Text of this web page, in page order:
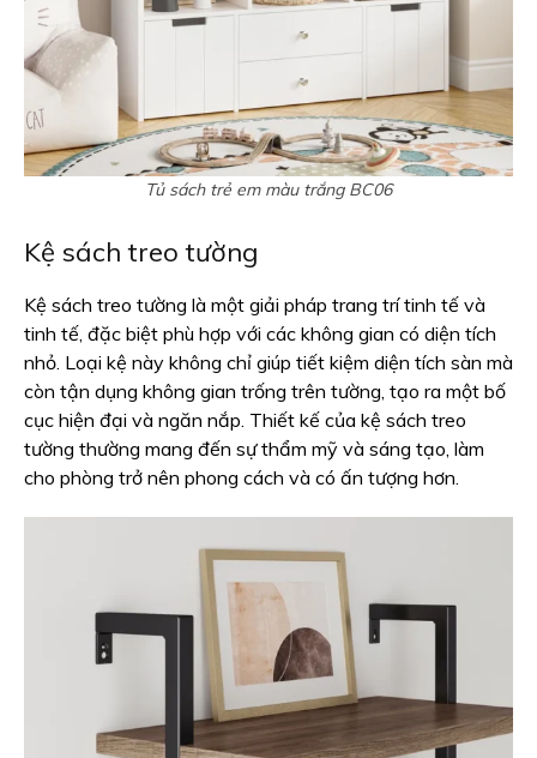
Tủ sách trẻ em màu trắng BC06
Kệ sách treo tường
Kệ sách treo tường là một giải pháp trang trí tinh tế và
tinh tế, đặc biệt phù hợp với các không gian có diện tích
nhỏ. Loại kệ này không chỉ giúp tiết kiệm diện tích sàn mà
còn tận dụng không gian trống trên tường, tạo ra một bố
cục hiện đại và ngăn nắp. Thiết kế của kệ sách treo
tường thường mang đến sự thẩm mỹ và sáng tạo, làm
cho phòng trở nên phong cách và có ấn tượng hơn.